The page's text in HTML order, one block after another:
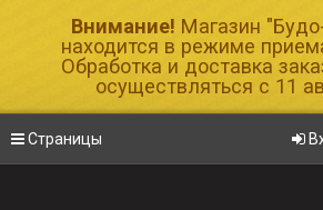
Внимание! Магазин
находится в режиме
Обработка и доставка
осуществляться с 11
Страницы